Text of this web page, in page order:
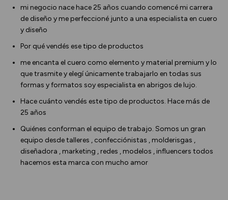
mi negocio nace hace 25 años cuando comencé mi carrera
de diseño y me perfeccioné junto a una especialista en cuero
y diseño
Por qué vendés ese tipo de productos
me encanta el cuero como elemento y material premium y lo
que trasmite y elegí únicamente trabajarlo en todas sus
formas y formatos soy especialista en abrigos de lujo.
Hace cuánto vendés este tipo de productos. Hace más de
25 años
Quiénes conforman el equipo de trabajo. Somos un gran
equipo desde talleres , confecciónistas , molderisgas ,
diseñadora , marketing , redes , modelos , influencers todos
hacemos esta marca con mucho amor